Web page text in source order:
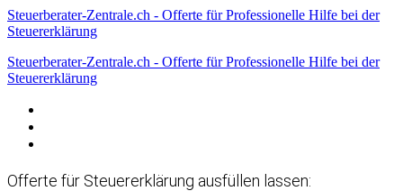
Steuerberater-Zentrale.ch - Offerte für Professionelle Hilfe bei der
Steuererklärung
Steuerberater-Zentrale.ch - Offerte für Professionelle Hilfe bei der
Steuererklärung
Offerte für Steuererklärung ausfüllen lassen: